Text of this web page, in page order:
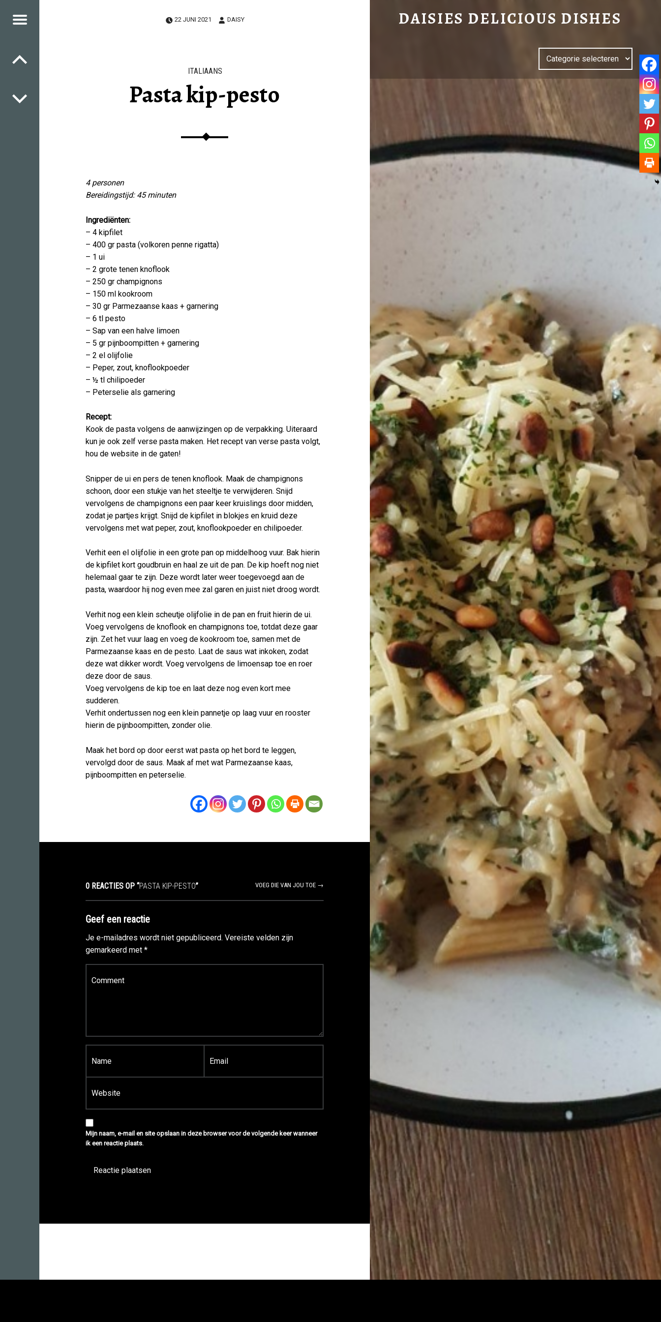
DAISIES DELICIOUS DISHES
Menu
Pasta kip-pesto
ITALIAANS
4 personen
Bereidingstijd: 45 minuten
Ingrediënten:
– 4 kipfilet
– 400 gr pasta (volkoren penne rigatta)
– 1 ui
– 2 grote tenen knoflook
– 250 gr champignons
– 150 ml kookroom
– 30 gr Parmezaanse kaas + garnering
– 6 tl pesto
– Sap van een halve limoen
– 5 gr pijnboompitten + garnering
– 2 el olijfolie
– Peper, zout, knoflookpoeder
– ½ tl chilipoeder
– Peterselie als garnering
Recept:
Kook de pasta volgens de aanwijzingen op de verpakking. Uiteraard
kun je ook zelf verse pasta maken. Het recept van verse pasta volgt,
hou de website in de gaten!
Snipper de ui en pers de tenen knoflook. Maak de champignons
schoon, door een stukje van het steeltje te verwijderen. Snijd
vervolgens de champignons een paar keer kruislings door midden,
zodat je partjes krijgt. Snijd de kipfilet in blokjes en kruid deze
vervolgens met wat peper, zout, knoflookpoeder en chilipoeder.
Verhit een el olijfolie in een grote pan op middelhoog vuur. Bak hierin
de kipfilet kort goudbruin en haal ze uit de pan. De kip hoeft nog niet
helemaal gaar te zijn. Deze wordt later weer toegevoegd aan de
pasta, waardoor hij nog even mee zal garen en juist niet droog wordt.
Verhit nog een klein scheutje olijfolie in de pan en fruit hierin de ui.
Voeg vervolgens de knoflook en champignons toe, totdat deze gaar
zijn. Zet het vuur laag en voeg de kookroom toe, samen met de
Parmezaanse kaas en de pesto. Laat de saus wat inkoken, zodat
deze wat dikker wordt. Voeg vervolgens de limoensap toe en roer
deze door de saus.
Voeg vervolgens de kip toe en laat deze nog even kort mee
sudderen.
Verhit ondertussen nog een klein pannetje op laag vuur en rooster
hierin de pijnboompitten, zonder olie.
Maak het bord op door eerst wat pasta op het bord te leggen,
vervolgd door de saus. Maak af met wat Parmezaanse kaas,
pijnboompitten en peterselie.
22 JUNI 2021 DAISY
0 REACTIES OP “PASTA KIP-PESTO” VOEG DIE VAN JOU TOE →
Geef een reactie
Je e-mailadres wordt niet gepubliceerd. Vereiste velden zijn
gemarkeerd met*
Reactie
*
Naam
* E-mail*
Site
Mijn naam, e-mail en site opslaan in deze browser voor de volgende keer wanneer
ik een reactie plaats.